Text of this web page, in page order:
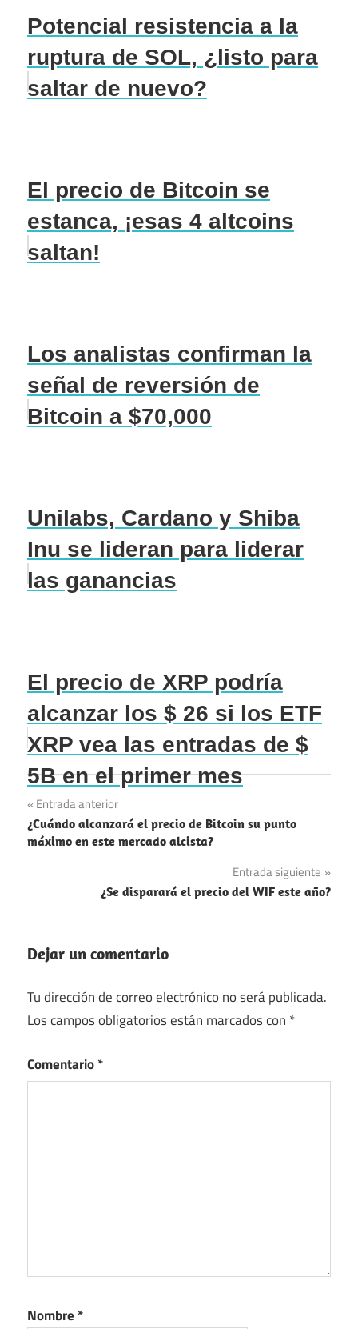
Potencial resistencia a la
ruptura de SOL, ¿listo para
saltar de nuevo?
El precio de Bitcoin se
estanca, ¡esas 4 altcoins
saltan!
Los analistas confirman la
señal de reversión de
Bitcoin a $70,000
Unilabs, Cardano y Shiba
Inu se lideran para liderar
las ganancias
El precio de XRP podría
alcanzar los $ 26 si los ETF
XRP vea las entradas de $
5B en el primer mes
Navegación
de
Entrada anterior
¿Cuándo alcanzará el precio de Bitcoin su punto
máximo en este mercado alcista?
Entrada siguiente
¿Se disparará el precio del WIF este año?
Dejar un comentario
Tu dirección de correo electrónico no será publicada.
Los campos obligatorios están marcados con *
Comentario*
Nombre *